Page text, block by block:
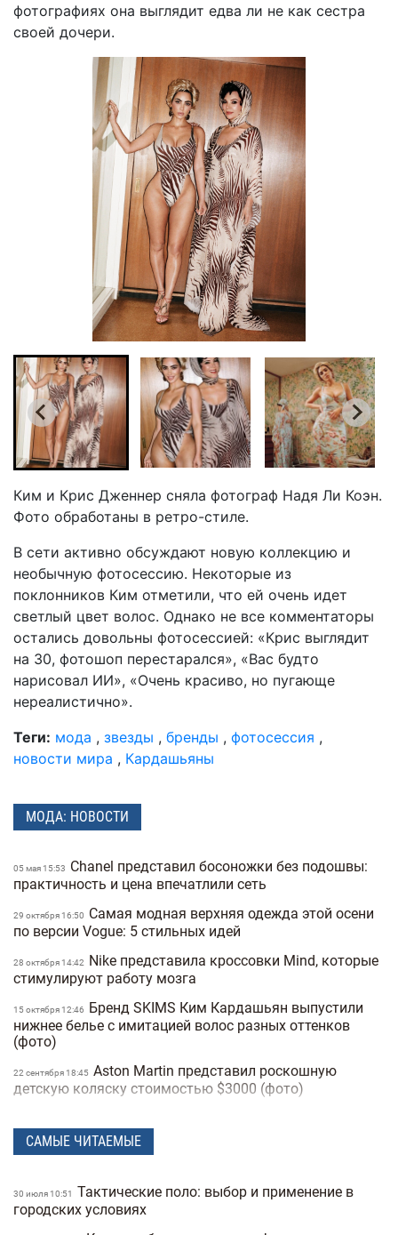
фотографиях она выглядит едва ли не как сестра
своей дочери.
Ким и Крис Дженнер сняла фотограф Надя Ли Коэн.
Фото обработаны в ретро-стиле.
В сети активно обсуждают новую коллекцию и
необычную фотосессию. Некоторые из
поклонников Ким отметили, что ей очень идет
светлый цвет волос. Однако не все комментаторы
остались довольны фотосессией: «Крис выглядит
на 30, фотошоп перестарался», «Вас будто
нарисовал ИИ», «Очень красиво, но пугающе
нереалистично».
Теги: мода , звезды , бренды , фотосессия ,
новости мира , Кардашьяны
МОДА: НОВОСТИ
05 мая 15:53
Chanel представил босоножки без подошвы:
практичность и цена впечатлили сеть
29 октября 16:50
Самая модная верхняя одежда этой осени
по версии Vogue: 5 стильных идей
28 октября 14:42
Nike представила кроссовки Mind, которые
стимулируют работу мозга
15 октября 12:46
Бренд SKIMS Ким Кардашьян выпустили
нижнее белье с имитацией волос разных оттенков
(фото)
22 сентября 18:45 Aston Martin представил роскошную
детскую коляску стоимостью $3000 (фото)
многомиллиардное состояние Джорджо Армани:
наследство легендарного дизайнера
в рекламе купальников SKIMS x Roberto Cavalli (фото)
САМЫЕ ЧИТАЕМЫЕ
30 июля 10:51
Тактические поло: выбор и применение в
городских условиях